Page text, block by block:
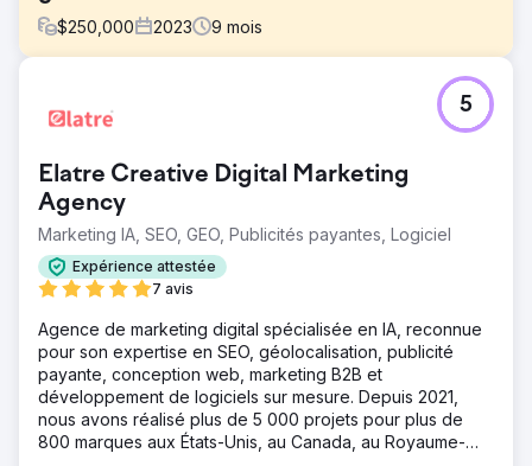
$250,000 2023 9 mois
Jobble, une plateforme d'emplois de l'économie à la
demande comptant plus de 5 millions d'utilisateurs, devait
aux attentes des utilisateurs et à la croissance rapide de
la plateforme. Son équipe produit était débordée et
l'interface manquait d'homogénéité, ce qui compliquait la
recherche et la candidature efficaces des utilisateurs.
L'objectif était d'améliorer la convivialité, de simplifier la
recherche d'emploi et de fournir des conseils de
Solution
Neuron a réalisé un audit UX/UI, des entretiens avec les
utilisateurs et une étude concurrentielle afin d'identifier
les principaux points de friction. Nous avons repensé les
flux utilisateurs clés, notamment la recherche d'emploi, la
Elatre Creative Digital Marketing
Agency
Marketing IA, SEO, GEO, Publicités payantes, Logiciel
Expérience attestée
7 avis
5
Agence de marketing digital spécialisée en IA, reconnue
pour son expertise en SEO, géolocalisation, publicité
payante, conception web, marketing B2B et
développement de logiciels sur mesure. Depuis 2021,
nous avons réalisé plus de 5 000 projets pour plus de
800 marques aux États-Unis, au Canada, au Royaume-